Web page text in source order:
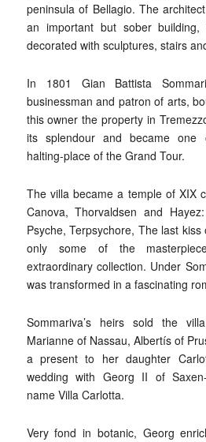
peninsula of Bellagio. The
an important but sober
decorated with sculptures, stairs
In 1801 Gian Battista
businessman and patron of arts,
this owner the property in
its splendour and became one
halting-place of the Grand Tour.
The villa became a temple of XIX
Canova, Thorvaldsen and
Psyche, Terpsychore, The last
only some of the
extraordinary collection. Under
was transformed in a fascinating
Sommariva’s heirs sold the
Marianne of Nassau, Albertís of
a present to her daughter
wedding with Georg II of
name Villa Carlotta.
Very fond in botanic, Georg